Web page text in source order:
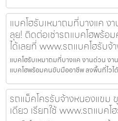
แบคโฮรับเหมาถมที่บางแค ง
ลุย! ติดต่อเช่ารถแบคโฮพร้อ
ได้เลยที่ www.รถแบคโฮรับจ้
แบคโฮรับเหมาถมที่บางแค งานด่วน งา
แบคโฮพร้อมคนขับมืออาชีพ ลงพื้นที่ไวไ
รถแม็คโครรับจ้างหนองแขม
เดียว เรียกใช้ www.รถแบคโ